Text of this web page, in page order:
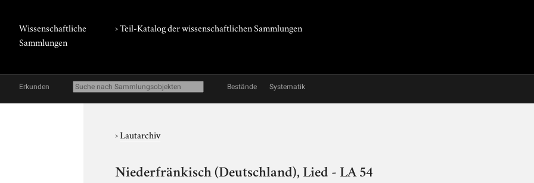
Wissenschaftliche
Sammlungen
› Teil-Katalog der wissenschaftlichen Sammlungen
Erkunden Bestände Systematik
›Lautarchiv
Niederfränkisch (Deutschland), Lied - LA 54